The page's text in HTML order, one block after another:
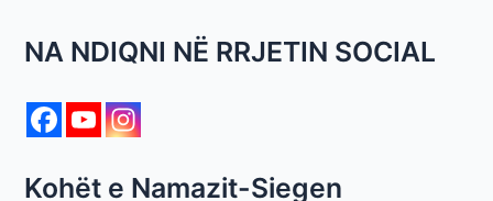
NA NDIQNI NË RRJETIN SOCIAL
Kohët e Namazit-Siegen